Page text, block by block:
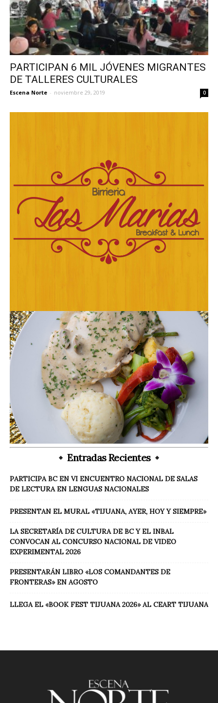
PARTICIPAN 6 MIL JÓVENES MIGRANTES
DE TALLERES CULTURALES
Escena Norte - noviembre 29, 2019 0
Entradas Recientes
PARTICIPA BC EN VI ENCUENTRO NACIONAL DE SALAS
DE LECTURA EN LENGUAS NACIONALES
PRESENTAN EL MURAL «TIJUANA, AYER, HOY Y SIEMPRE»
LA SECRETARÍA DE CULTURA DE BC Y EL INBAL
CONVOCAN AL CONCURSO NACIONAL DE VIDEO
EXPERIMENTAL 2026
PRESENTARÁN LIBRO «LOS COMANDANTES DE
FRONTERAS» EN AGOSTO
LLEGA EL «BOOK FEST TIJUANA 2026» AL CEART TIJUANA